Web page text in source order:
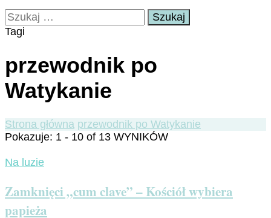
Szukaj:
Tagi
przewodnik po
Watykanie
Strona główna przewodnik po Watykanie
Pokazuje: 1 - 10 of 13 WYNIKÓW
Na luzie
Zamknięci „cum clave” – Kościół wybiera
papieża